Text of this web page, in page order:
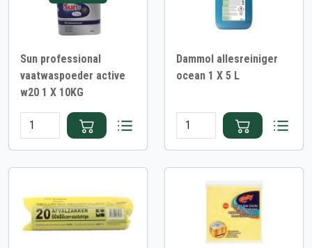
Sun professional
vaatwaspoeder active
w20 1 X 10KG
Dammol allesreiniger
ocean 1 X 5 L